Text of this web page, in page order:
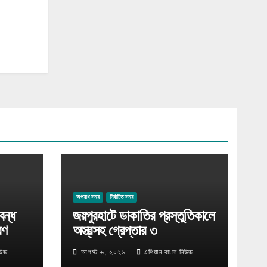
অপরাধ সময় নির্বাচিত সময়
জয়পুরহাটে ডাকাতির প্রস্তুতিকালে
অস্ত্রসহ গ্রেপ্তার ৩
আগস্ট ৬, ২০২৬ এশিয়ান বাংলা নিউজ